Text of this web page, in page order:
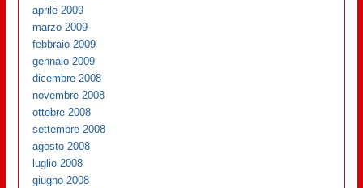
aprile 2009
marzo 2009
febbraio 2009
gennaio 2009
dicembre 2008
novembre 2008
ottobre 2008
settembre 2008
agosto 2008
luglio 2008
giugno 2008